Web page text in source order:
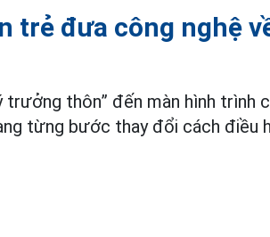
trẻ đưa công nghệ
thôn” đến màn hình trình
từng bước thay đổi cách điều